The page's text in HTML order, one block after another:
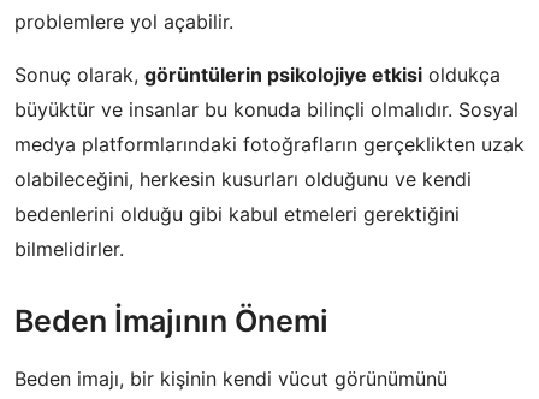
problemlere yol açabilir.
Sonuç olarak, görüntülerin psikolojiye etkisi oldukça
büyüktür ve insanlar bu konuda bilinçli olmalıdır. Sosyal
medya platformlarındaki fotoğrafların gerçeklikten uzak
olabileceğini, herkesin kusurları olduğunu ve kendi
bedenlerini olduğu gibi kabul etmeleri gerektiğini
bilmelidirler.
Beden İmajının Önemi
Beden imajı, bir kişinin kendi vücut görünümünü